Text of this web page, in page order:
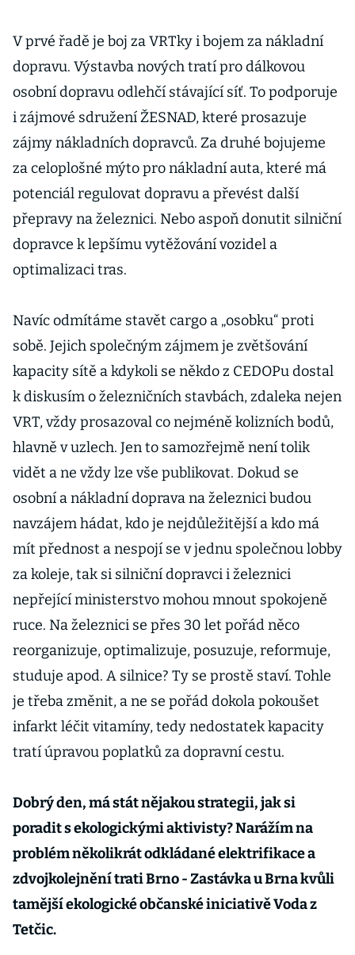
V prvé řadě je boj za VRTky i bojem za nákladní
dopravu. Výstavba nových tratí pro dálkovou
osobní dopravu odlehčí stávající síť. To podporuje
i zájmové sdružení ŽESNAD, které prosazuje
zájmy nákladních dopravců. Za druhé bojujeme
za celoplošné mýto pro nákladní auta, které má
potenciál regulovat dopravu a převést další
přepravy na železnici. Nebo aspoň donutit silniční
dopravce k lepšímu vytěžování vozidel a
optimalizaci tras.
Navíc odmítáme stavět cargo a „osobku“ proti
sobě. Jejich společným zájmem je zvětšování
kapacity sítě a kdykoli se někdo z CEDOPu dostal
k diskusím o železničních stavbách, zdaleka nejen
VRT, vždy prosazoval co nejméně kolizních bodů,
hlavně v uzlech. Jen to samozřejmě není tolik
vidět a ne vždy lze vše publikovat. Dokud se
osobní a nákladní doprava na železnici budou
navzájem hádat, kdo je nejdůležitější a kdo má
mít přednost a nespojí se v jednu společnou lobby
za koleje, tak si silniční dopravci i železnici
nepřející ministerstvo mohou mnout spokojeně
ruce. Na železnici se přes 30 let pořád něco
reorganizuje, optimalizuje, posuzuje, reformuje,
studuje apod. A silnice? Ty se prostě staví. Tohle
je třeba změnit, a ne se pořád dokola pokoušet
infarkt léčit vitamíny, tedy nedostatek kapacity
tratí úpravou poplatků za dopravní cestu.
Dobrý den, má stát nějakou strategii, jak si
poradit s ekologickými aktivisty? Narážím na
problém několikrát odkládané elektrifikace a
zdvojkolejnění trati Brno - Zastávka u Brna kvůli
tamější ekologické občanské iniciativě Voda z
Tetčic.